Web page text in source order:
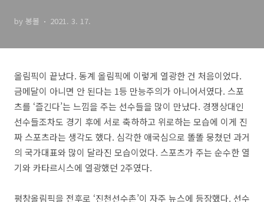
by 봉볼 2021. 3. 17.
올림픽이 끝났다. 동계 올림픽에 이렇게 열광한 건 처음이었다.
금메달이 아니면 안 된다는 1등 만능주의가 아니어서였다. 스포
츠를 ‘즐긴다’는 느낌을 주는 선수들을 많이 만났다. 경쟁상대인
선수들조차도 경기 후에 서로 축하하고 위로하는 모습에 이게 진
짜 스포츠라는 생각도 했다. 심각한 애국심으로 똘똘 뭉쳤던 과거
의 국가대표와 많이 달라진 모습이었다. 스포츠가 주는 순수한 열
기와 카타르시스에 열광했던 2주였다.
평창올림픽을 전후로 ‘진천선수촌’이 자주 뉴스에 등장했다. 선수